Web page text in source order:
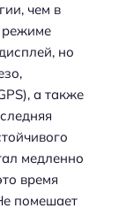
чем в
режиме
но
а также
медленно
время
помешает